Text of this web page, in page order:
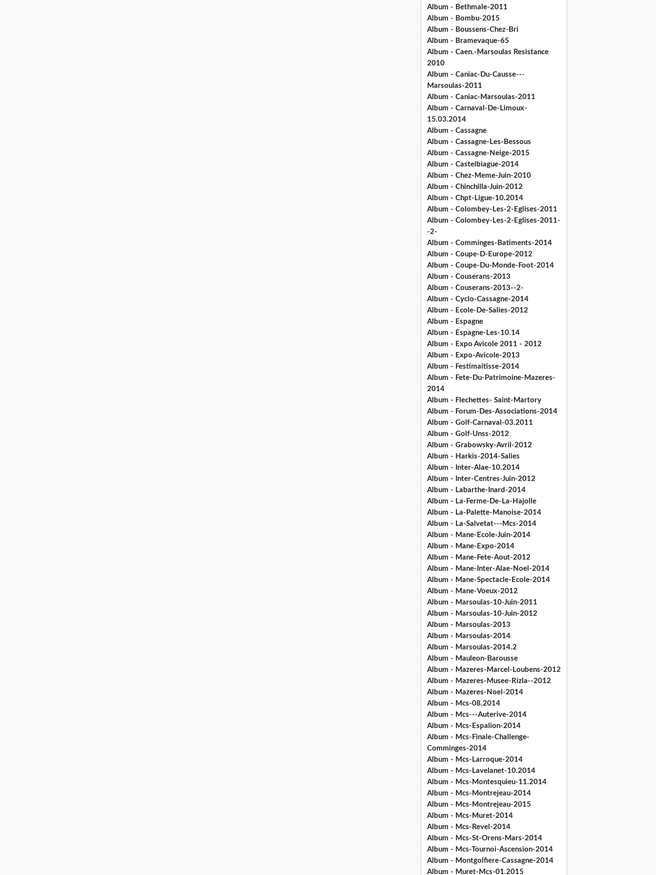
Album - Bethmale-2011
Album - Bombu-2015
Album - Boussens-Chez-Bri
Album - Bramevaque-65
Album - Caen.-Marsoulas Resistance
2010
Album - Caniac-Du-Causse---
Marsoulas-2011
Album - Caniac-Marsoulas-2011
Album - Carnaval-De-Limoux-
15.03.2014
Album - Cassagne
Album - Cassagne-Les-Bessous
Album - Cassagne-Neige-2015
Album - Castelbiague-2014
Album - Chez-Meme-Juin-2010
Album - Chinchilla-Juin-2012
Album - Chpt-Ligue-10.2014
Album - Colombey-Les-2-Eglises-2011
Album - Colombey-Les-2-Eglises-2011-
-2-
Album - Comminges-Batiments-2014
Album - Coupe-D-Europe-2012
Album - Coupe-Du-Monde-Foot-2014
Album - Couserans-2013
Album - Couserans-2013--2-
Album - Cyclo-Cassagne-2014
Album - Ecole-De-Salies-2012
Album - Espagne
Album - Espagne-Les-10.14
Album - Expo Avicole 2011 - 2012
Album - Expo-Avicole-2013
Album - Festimaitisse-2014
Album - Fete-Du-Patrimoine-Mazeres-
2014
Album - Flechettes- Saint-Martory
Album - Forum-Des-Associations-2014
Album - Golf-Carnaval-03.2011
Album - Golf-Unss-2012
Album - Grabowsky-Avril-2012
Album - Harkis-2014-Salies
Album - Inter-Alae-10.2014
Album - Inter-Centres-Juin-2012
Album - Labarthe-Inard-2014
Album - La-Ferme-De-La-Hajolle
Album - La-Palette-Manoise-2014
Album - La-Salvetat---Mcs-2014
Album - Mane-Ecole-Juin-2014
Album - Mane-Expo-2014
Album - Mane-Fete-Aout-2012
Album - Mane-Inter-Alae-Noel-2014
Album - Mane-Spectacle-Ecole-2014
Album - Mane-Voeux-2012
Album - Marsoulas-10-Juin-2011
Album - Marsoulas-10-Juin-2012
Album - Marsoulas-2013
Album - Marsoulas-2014
Album - Marsoulas-2014.2
Album - Mauleon-Barousse
Album - Mazeres-Marcel-Loubens-2012
Album - Mazeres-Musee-Rizla--2012
Album - Mazeres-Noel-2014
Album - Mcs-08.2014
Album - Mcs---Auterive-2014
Album - Mcs-Espalion-2014
Album - Mcs-Finale-Challenge-
Comminges-2014
Album - Mcs-Larroque-2014
Album - Mcs-Lavelanet-10.2014
Album - Mcs-Montesquieu-11.2014
Album - Mcs-Montrejeau-2014
Album - Mcs-Montrejeau-2015
Album - Mcs-Muret-2014
Album - Mcs-Revel-2014
Album - Mcs-St-Orens-Mars-2014
Album - Mcs-Tournoi-Ascension-2014
Album - Montgolfiere-Cassagne-2014
Album - Muret-Mcs-01.2015